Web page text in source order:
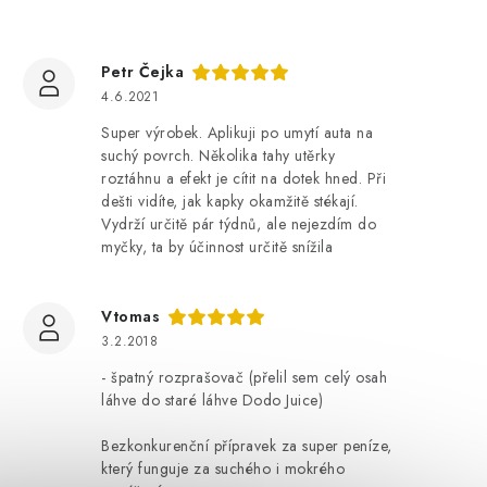
Petr Čejka
4.6.2021
Super výrobek. Aplikuji po umytí auta na
suchý povrch. Několika tahy utěrky
roztáhnu a efekt je cítit na dotek hned. Při
dešti vidíte, jak kapky okamžitě stékají.
Vydrží určitě pár týdnů, ale nejezdím do
myčky, ta by účinnost určitě snížila
Vtomas
3.2.2018
- špatný rozprašovač (přelil sem celý osah
láhve do staré láhve Dodo Juice)
Bezkonkurenční přípravek za super peníze,
který funguje za suchého i mokrého